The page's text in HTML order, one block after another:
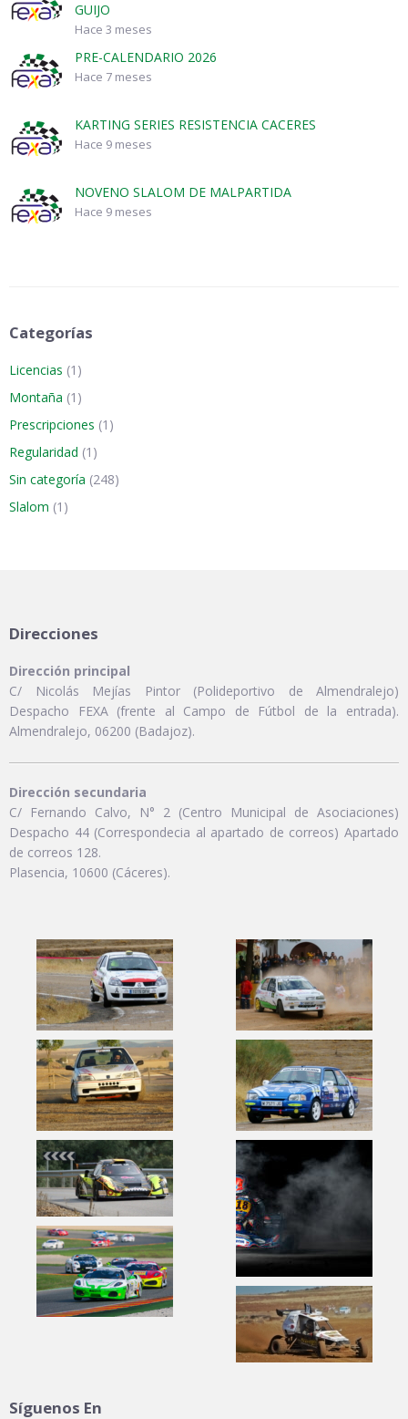
GUIJO
Hace 3 meses
PRE-CALENDARIO 2026
Hace 7 meses
KARTING SERIES RESISTENCIA CACERES
Hace 9 meses
NOVENO SLALOM DE MALPARTIDA
Hace 9 meses
Categorías
Licencias (1)
Montaña (1)
Prescripciones (1)
Regularidad (1)
Sin categoría (248)
Slalom (1)
Direcciones
Dirección principal
C/ Nicolás Mejías Pintor (Polideportivo de Almendralejo)
Despacho FEXA (frente al Campo de Fútbol de la entrada).
Almendralejo, 06200 (Badajoz).
Dirección secundaria
C/ Fernando Calvo, N° 2 (Centro Municipal de Asociaciones)
Despacho 44 (Correspondecia al apartado de correos) Apartado
de correos 128.
Plasencia, 10600 (Cáceres).
Síguenos En